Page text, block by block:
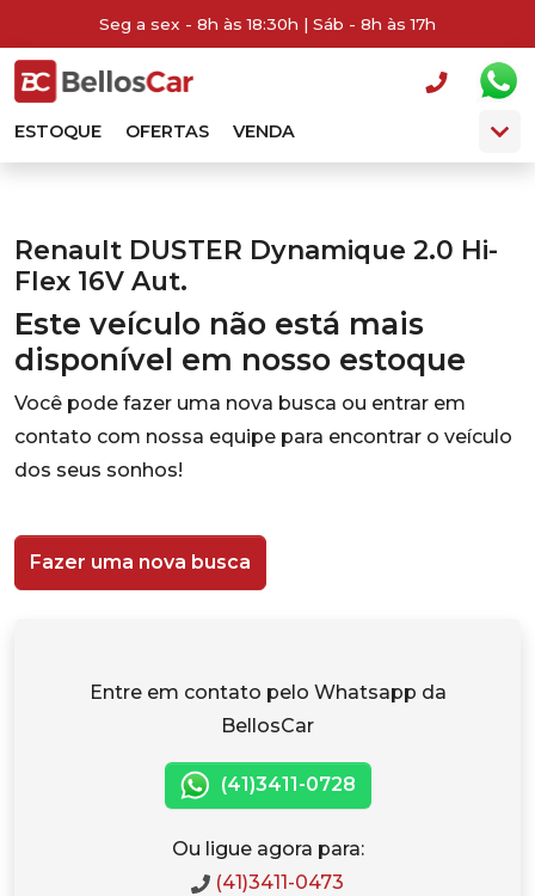
Seg a sex - 8h às 18:30h | Sáb - 8h às 17h
ESTOQUE OFERTAS VENDA
Renault DUSTER Dynamique 2.0 Hi-
Flex 16V Aut.
Este veículo não está mais
disponível em nosso estoque
Você pode fazer uma nova busca ou entrar em
contato com nossa equipe para encontrar o veículo
dos seus sonhos!
Fazer uma nova busca
Entre em contato pelo Whatsapp da
BellosCar
(41)3411-0728
Ou ligue agora para:
(41)3411-0473